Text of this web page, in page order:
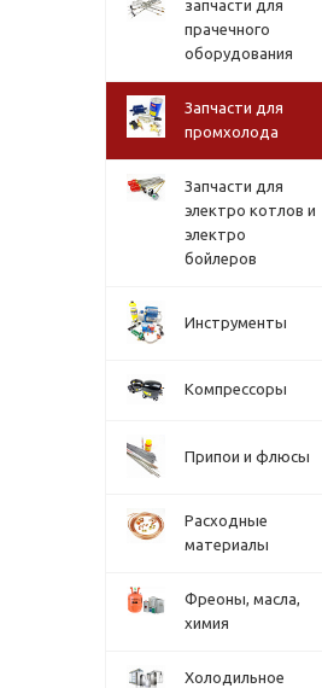
запчасти для
прачечного
оборудования
Запчасти для
промхолода
Запчасти для
электро котлов и
электро
бойлеров
Инструменты
Компрессоры
Припои и флюсы
Расходные
материалы
Фреоны, масла,
химия
Холодильное